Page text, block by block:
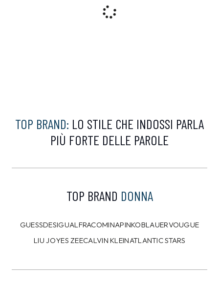
TOP BRAND: LO STILE CHE INDOSSI PARLA
PIÙ FORTE DELLE PAROLE
TOP BRAND DONNA
GUESSDESIGUAL FRACOMINAPINKOBLAUERVOUGUE
LIU JOYES ZEECALVIN KLEINATLANTIC STARS